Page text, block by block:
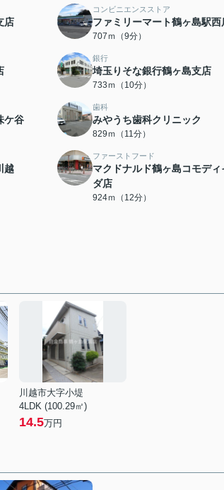
店
コンビニエンスストア
ファミリーマート鶴ヶ島駅西
707ｍ（9分）
銀行
埼玉りそな銀行鶴ヶ島支店
733ｍ（10分）
ケ谷
歯科
みやうち歯科クリニック
829ｍ（11分）
越
ファーストフード
マクドナルド鶴ヶ島コモディ
ダ店
924ｍ（12分）
川越市大字小堤
4LDK (100.29㎡)
14.5万円